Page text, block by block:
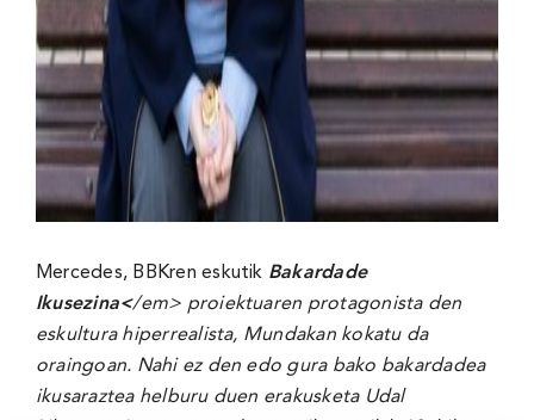
Mercedes, BBKren eskutik Bakardade
Ikusezina</em> proiektuaren protagonista den
eskultura hiperrealista, Mundakan kokatu da
oraingoan. Nahi ez den edo gura bako bakardadea
ikusaraztea helburu duen erakusketa Udal